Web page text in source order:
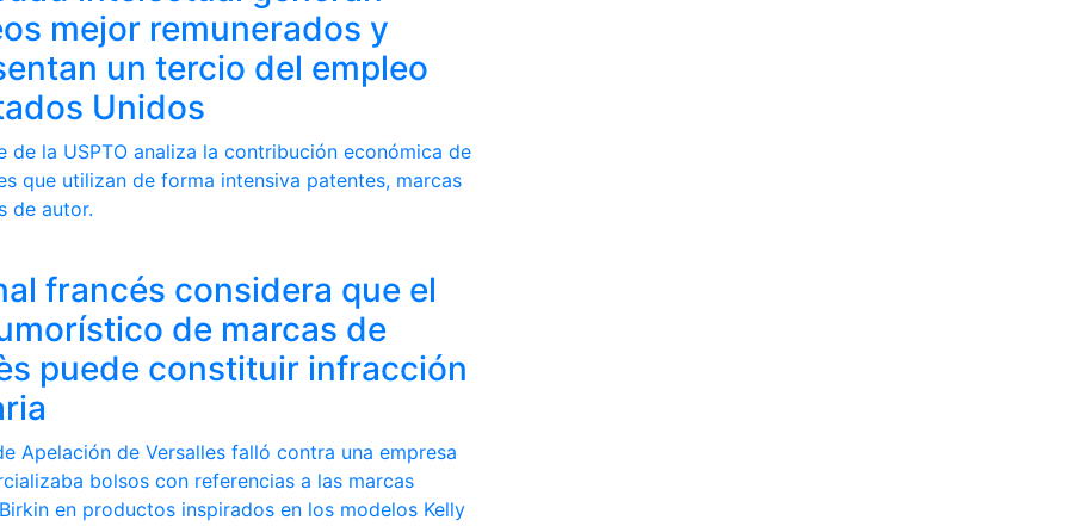
mejor remunerados y
un tercio del empleo
Unidos
de la USPTO analiza la contribución económica de
que utilizan de forma intensiva patentes, marcas
de autor.
francés considera que el
de marcas de
puede constituir infracción
Apelación de Versalles falló contra una empresa
bolsos con referencias a las marcas
en productos inspirados en los modelos Kelly